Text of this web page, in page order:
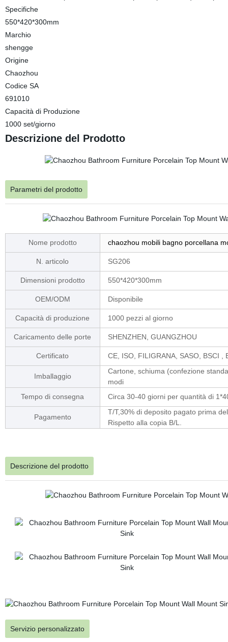
Specifiche
550*420*300mm
Marchio
shengge
Origine
Chaozhou
Codice SA
691010
Capacità di Produzione
1000 set/giorno
Descrizione del Prodotto
Parametri del prodotto
Nome prodotto chaozhou mobili bagno porcellana
N. articolo SG206
Dimensioni prodotto 550*420*300mm
OEM/ODM Disponibile
Capacità di produzione 1000 pezzi al giorno
Caricamento delle porte SHENZHEN, GUANGZHOU
Certificato CE, ISO, FILIGRANA, SASO, BSCI ,
Imballaggio
Cartone, schiuma (confezione
modi
Tempo di consegna
Circa 30-40 giorni per quantità di
Pagamento
T/T,30% di deposito pagato prima
Rispetto alla copia B/L.
Descrizione del prodotto
Servizio personalizzato